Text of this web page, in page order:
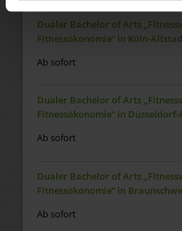
Dualer Bachelor of Arts
Fitnessökonomie“ in Köln-
Ab sofort
Dualer Bachelor of Arts
Fitnessökonomie“ in
Ab sofort
Dualer Bachelor of Arts
Fitnessökonomie“ in
Ab sofort